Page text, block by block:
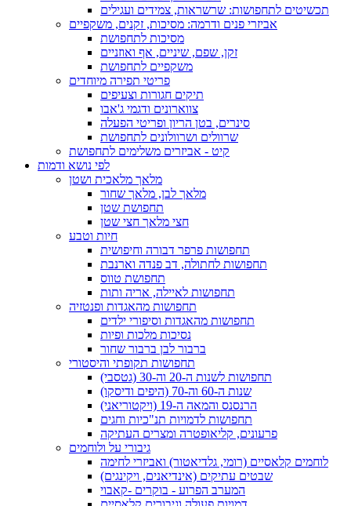
תכשיטים לתחפושות: שרשראות, צמידים ועגילים
אביזרי פנים ודרמה: מסיכות, זקנים, משקפיים
מסיכות לתחפושת
זקן, שפם, שיניים, אף ואוזניים
משקפיים לתחפושת
פריטי תפירה מיוחדים
תיקים חגורות וצעיפים
צווארונים ודגמי ג'אבו
סינרים, בטן הריון ופריטי הפעלה
שרוולים ושרוולונים לתחפושת
קיט - אביזרים משלימים לתחפושת
לפי נושא ודמות
מלאך מלאכית ושטן
מלאך לבן, מלאך שחור
תחפושת שטן
חצי מלאך חצי שטן
חיות וטבע
תחפושות פרפר דבורה וחיפושית
תחפושות לחתולה, דב פנדה וארנבת
תחפושת טווס
תחפושות לאיילה, אריה ותות
תחפושות מהאגדות ופנטזיה
תחפושות מהאגדות וסיפורי ילדים
נסיכות מלכות ופיות
ברבור לבן ברבור שחור
תחפושות תקופתי והיסטורי
תחפושות לשנות ה-20 וה-30 (גטסבי)
שנות ה-60 וה-70 (היפים ודיסקו)
הרנסנס והמאה ה-19 (ויקטוריאני)
תחפושות לדמויות תנ"כיות וחגים
פרעונים, קליאופטרה ומצרים העתיקה
גיבורי על ולוחמים
לוחמים קלאסיים (רומי, גלדיאטור) ואביזרי לחימה
שבטים עתיקים (אינדיאנים, ויקינגים)
המערב הפרוע - בוקרים -קאבוי